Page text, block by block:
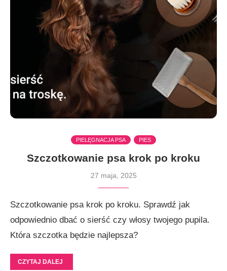
PIELĘGNACJA PSA PIES
Szczotkowanie psa krok po kroku
27 maja, 2025
Szczotkowanie psa krok po kroku. Sprawdź jak
odpowiednio dbać o sierść czy włosy twojego pupila.
Która szczotka będzie najlepsza?
CZYTAJ DALEJ